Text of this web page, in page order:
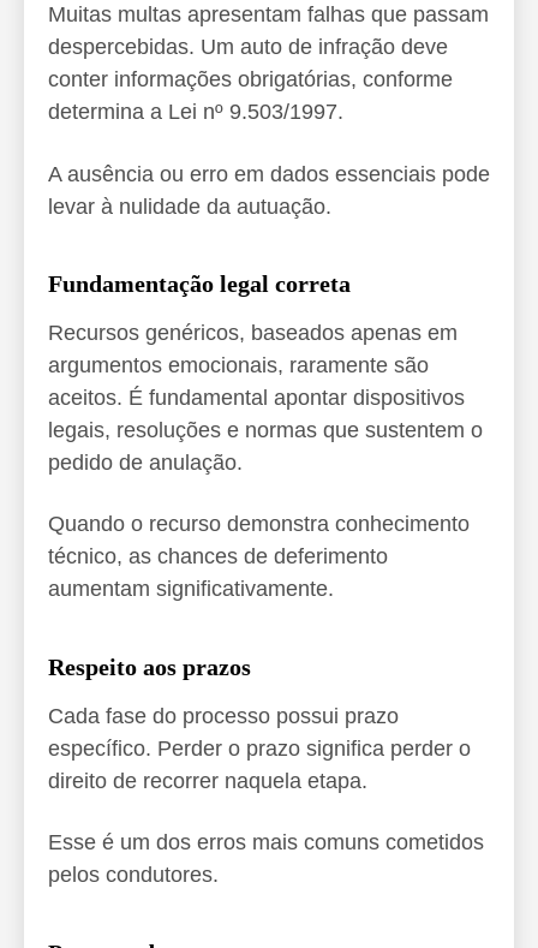
Muitas multas apresentam falhas que passam
despercebidas. Um auto de infração deve
conter informações obrigatórias, conforme
determina a Lei nº 9.503/1997.
A ausência ou erro em dados essenciais pode
levar à nulidade da autuação.
Fundamentação legal correta
Recursos genéricos, baseados apenas em
argumentos emocionais, raramente são
aceitos. É fundamental apontar dispositivos
legais, resoluções e normas que sustentem o
pedido de anulação.
Quando o recurso demonstra conhecimento
técnico, as chances de deferimento
aumentam significativamente.
Respeito aos prazos
Cada fase do processo possui prazo
específico. Perder o prazo significa perder o
direito de recorrer naquela etapa.
Esse é um dos erros mais comuns cometidos
pelos condutores.